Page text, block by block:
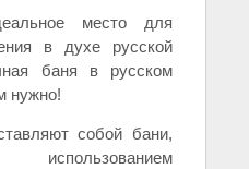
место для
в духе русской
баня в русском
нужно!
собой бани,